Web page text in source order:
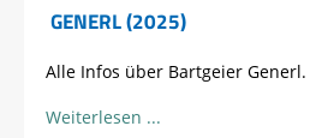
GENERL (2025)
Alle Infos über Bartgeier Generl.
Weiterlesen